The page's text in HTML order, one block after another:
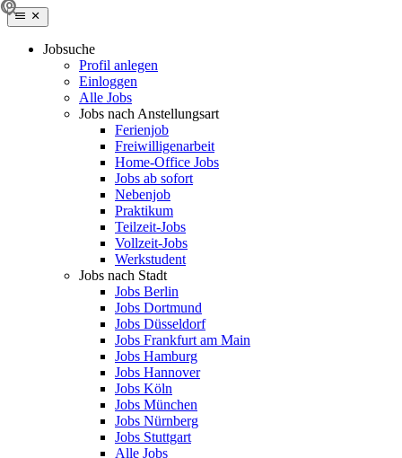
Jobsuche
Profil anlegen
Einloggen
Alle Jobs
Jobs nach Anstellungsart
Ferienjob
Freiwilligenarbeit
Home-Office Jobs
Jobs ab sofort
Nebenjob
Praktikum
Teilzeit-Jobs
Vollzeit-Jobs
Werkstudent
Jobs nach Stadt
Jobs Berlin
Jobs Dortmund
Jobs Düsseldorf
Jobs Frankfurt am Main
Jobs Hamburg
Jobs Hannover
Jobs Köln
Jobs München
Jobs Nürnberg
Jobs Stuttgart
Alle Jobs